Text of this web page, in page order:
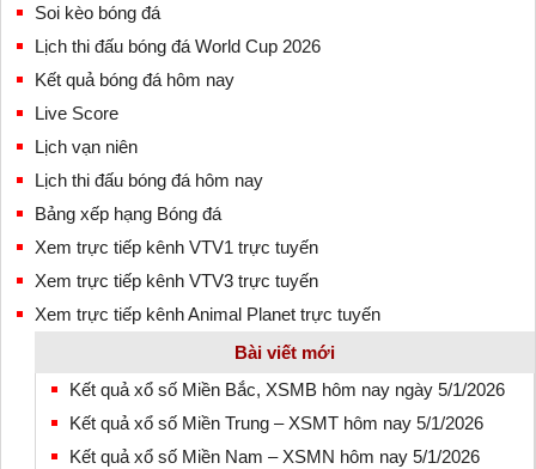
Soi kèo bóng đá
Lịch thi đấu bóng đá World Cup 2026
Kết quả bóng đá hôm nay
Live Score
Lịch vạn niên
Lịch thi đấu bóng đá hôm nay
Bảng xếp hạng Bóng đá
Xem trực tiếp kênh VTV1 trực tuyến
Xem trực tiếp kênh VTV3 trực tuyến
Xem trực tiếp kênh Animal Planet trực tuyến
Bài viết mới
Kết quả xổ số Miền Bắc, XSMB hôm nay ngày 5/1/2026
Kết quả xổ số Miền Trung – XSMT hôm nay 5/1/2026
Kết quả xổ số Miền Nam – XSMN hôm nay 5/1/2026